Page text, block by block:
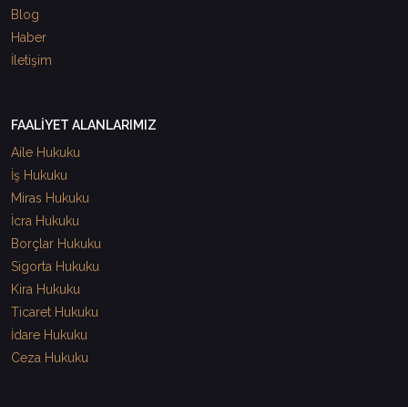
Blog
Haber
İletişim
FAALİYET ALANLARIMIZ
Aile Hukuku
İş Hukuku
Miras Hukuku
İcra Hukuku
Borçlar Hukuku
Sigorta Hukuku
Kira Hukuku
Ticaret Hukuku
İdare Hukuku
Ceza Hukuku